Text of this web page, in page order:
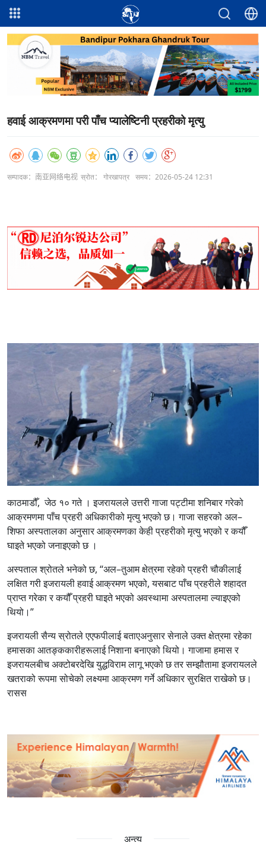
हवाई आक्रमणमा परी पाँच प्यालेष्टिनी प्रहरीको मृत्यु
सम्पादक：南亚网络电视 स्रोत： गोरखापत्र समय：2026-05-24 12:31
काठमाडौँ, जेठ १० गते । इजरायलले उत्तरी गाजा पट्टीमा शनिबार गरेको
आक्रमणमा पाँच प्रहरी अधिकारीको मृत्यु भएको छ। गाजा सहरको अल–
शिफा अस्पतालका अनुसार आक्रमणका केही प्रहरीको मृत्यु भएको र कयौँ
घाइते भएको जनाइएको छ ।
अस्पताल श्रोतले भनेको छ, “अल–तुआम क्षेत्रमा रहेको प्रहरी चौकीलाई
लक्षित गरी इजरायली हवाई आक्रमण भएको, यसबाट पाँच प्रहरीले शहादत
प्राप्त गरेका र कयौँ प्रहरी घाइते भएको अवस्थामा अस्पतालमा ल्याइएको
थियो।”
इजरायली सैन्य स्रोतले एएफपीलाई बताएअनुसार सेनाले उक्त क्षेत्रमा रहेका
हमासका आतङ्ककारीहरूलाई निशाना बनाएको थियो। गाजामा हमास र
इजरायलबीच अक्टोबरदेखि युद्धविराम लागू भएको छ तर सम्झौतामा इजरायलले
खतराको रूपमा सोचेको लक्ष्यमा आक्रमण गर्ने अधिकार सुरक्षित राखेको छ।
रासस
अन्त्य